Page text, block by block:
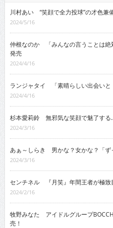
川村あい “笑顔で全力投球”の才色兼
2024/5/16
仲根なのか 「みんなの言うことは絶
発売
2024/4/16
ランジャタイ 「素晴らしい出会いと
2024/4/16
杉本愛莉鈴 無邪気な笑顔で魅了する
2024/3/16
あぁ～しらき 男かな？女かな？「ず
2024/3/16
センチネル 『月笑』年間王者が極致
2024/2/16
牧野みなた アイドルグループ
売！